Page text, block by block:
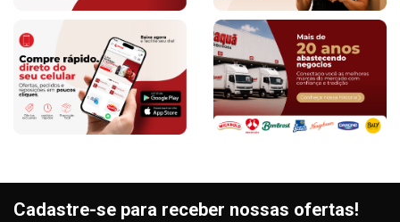
Cadastre-se para receber nossas ofertas!